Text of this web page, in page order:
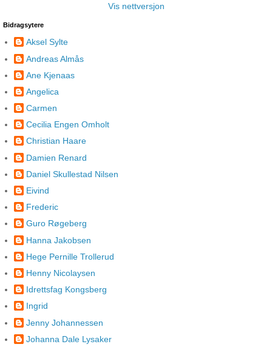
Vis nettversjon
Bidragsytere
Aksel Sylte
Andreas Almås
Ane Kjenaas
Angelica
Carmen
Cecilia Engen Omholt
Christian Haare
Damien Renard
Daniel Skullestad Nilsen
Eivind
Frederic
Guro Røgeberg
Hanna Jakobsen
Hege Pernille Trollerud
Henny Nicolaysen
Idrettsfag Kongsberg
Ingrid
Jenny Johannessen
Johanna Dale Lysaker